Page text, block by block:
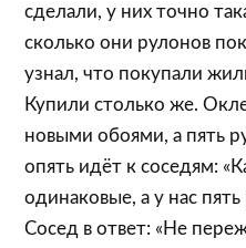
сделали, у них точно
сколько они рулонов
узнал, что покупали
Купили столько же.
новыми обоями, а пять
опять идёт к соседям:
одинаковые, а у нас пять
Сосед в ответ: «Не